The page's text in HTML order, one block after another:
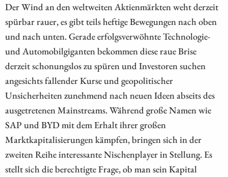
Der Wind an den weltweiten Aktienmärkten weht derzeit
spürbar rauer, es gibt teils heftige Bewegungen nach oben
und nach unten. Gerade erfolgsverwöhnte Technologie-
und Automobilgiganten bekommen diese raue Brise
derzeit schonungslos zu spüren und Investoren suchen
angesichts fallender Kurse und geopolitischer
Unsicherheiten zunehmend nach neuen Ideen abseits des
ausgetretenen Mainstreams. Während große Namen wie
SAP und BYD mit dem Erhalt ihrer großen
Marktkapitalisierungen kämpfen, bringen sich in der
zweiten Reihe interessante Nischenplayer in Stellung. Es
stellt sich die berechtigte Frage, ob man sein Kapital